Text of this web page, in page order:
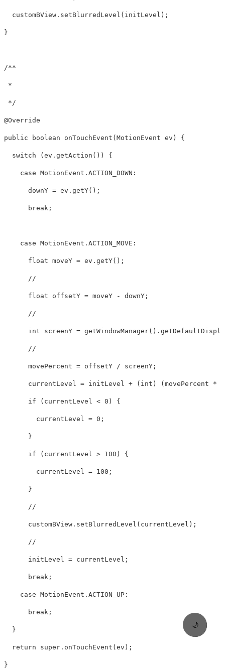
🌙
  customBView.setBlurredLevel(initLevel);
}
/**
*
*/
@Override
public boolean onTouchEvent(MotionEvent ev) {
  switch (ev.getAction()) {
    case MotionEvent.ACTION_DOWN:
      downY = ev.getY();
      break;
    case MotionEvent.ACTION_MOVE:
      float moveY = ev.getY();
      //
      float offsetY = moveY - downY;
      //
int screenY =
      //
      movePercent = offsetY / screenY;
currentLevel = initLevel + (int) (movePercent *
      if (currentLevel < 0) {
        currentLevel = 0;
      }
      if (currentLevel > 100) {
        currentLevel = 100;
      }
      //
      customBView.setBlurredLevel(currentLevel);
      //
      initLevel = currentLevel;
      break;
    case MotionEvent.ACTION_UP:
      break;
  }
  return super.onTouchEvent(ev);
}